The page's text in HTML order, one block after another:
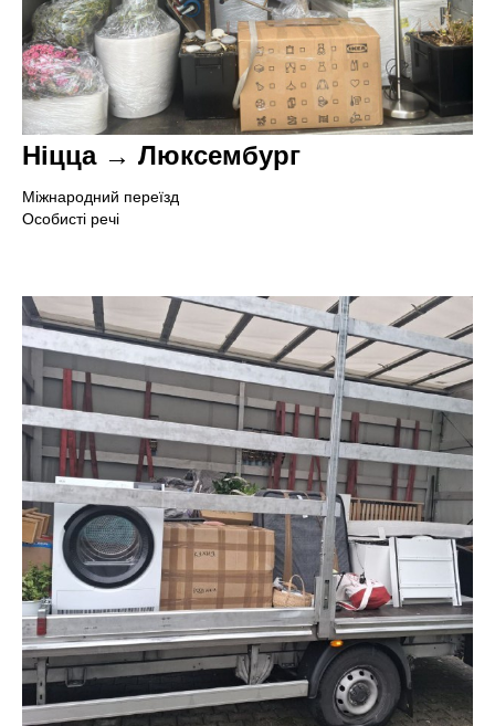
Ніцца → Люксембург
Міжнародний переїзд
Особисті речі